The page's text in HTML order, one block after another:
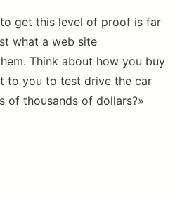
get this level of proof is far
what a web site
Think about how you buy
to you to test drive the car
of thousands of dollars?»